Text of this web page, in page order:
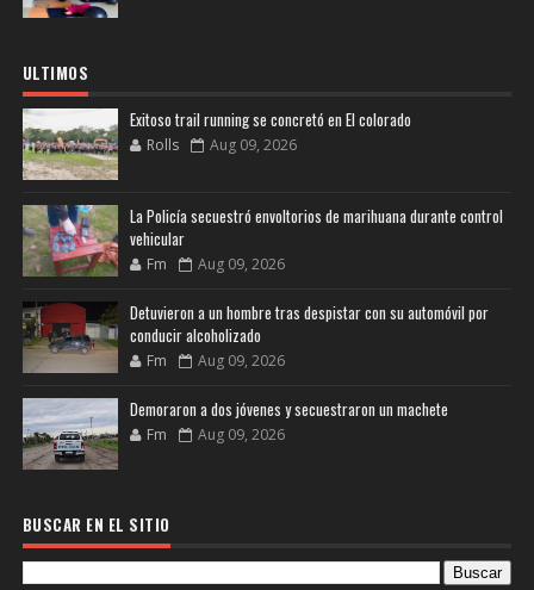
ULTIMOS
Exitoso trail running se concretó en El colorado
Rolls Aug 09, 2026
La Policía secuestró envoltorios de marihuana durante control
vehicular
Fm Aug 09, 2026
Detuvieron a un hombre tras despistar con su automóvil por
conducir alcoholizado
Fm Aug 09, 2026
Demoraron a dos jóvenes y secuestraron un machete
Fm Aug 09, 2026
BUSCAR EN EL SITIO